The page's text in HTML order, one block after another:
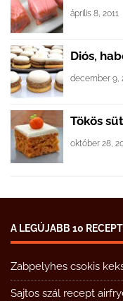
április 8, 2011
Diós,
december 9,
Tökös
október 28,
A LEGÚJABB 10 RECEPT
Zabpelyhes csokis
Sajtos szál recept